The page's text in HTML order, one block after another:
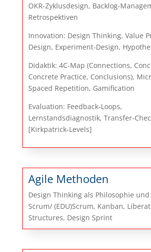
OKR‑Zyklusdesign,
Retrospektiven
Innovation: Design Thinking, Value
Design, Experiment‑Design,
Didaktik: 4C‑Map (Connections,
Concrete Practice, Conclusions),
Spaced Repetition, Gamification
Evaluation: Feedback‑Loops,
Lernstandsdiagnostik,
[Kirkpatrick‑Levels]
Agile Methoden
Design Thinking als Philosophie und
Scrum/ (EDU)Scrum, Kanban,
Structures, Design Sprint